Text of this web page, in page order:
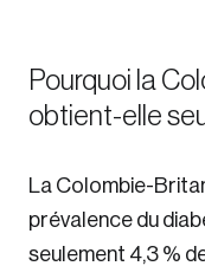
Pourquoi la
obtient-elle
La Colombie-
prévalence du
seulement 4,3 %